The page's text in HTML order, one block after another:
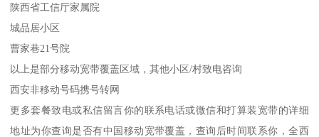
陕西省工信厅家属院
城品居小区
曹家巷21号院
以上是部分移动宽带覆盖区域，其他小区/村致电咨询
西安非移动号码携号转网
更多套餐致电或私信留言你的联系电话或微信和打算装宽带的详细
地址为你查询是否有中国移动宽带覆盖，查询后时间联系你，全西